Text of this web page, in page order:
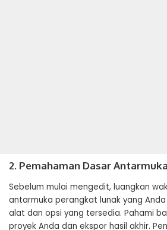
2. Pemahaman Dasar
Sebelum mulai mengedit, luangkan
antarmuka perangkat lunak yang
alat dan opsi yang tersedia. Pahami
proyek Anda dan ekspor hasil akhir.